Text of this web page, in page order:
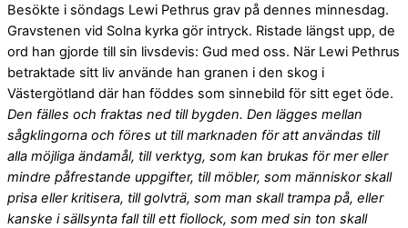
Besökte i söndags Lewi Pethrus grav på dennes minnesdag.
Gravstenen vid Solna kyrka gör intryck. Ristade längst upp, de
ord han gjorde till sin livsdevis: Gud med oss. När Lewi Pethrus
betraktade sitt liv använde han granen i den skog i
Västergötland där han föddes som sinnebild för sitt eget öde.
Den fälles och fraktas ned till bygden. Den lägges mellan
sågklingorna och föres ut till marknaden för att användas till
alla möjliga ändamål, till verktyg, som kan brukas för mer eller
mindre påfrestande uppgifter, till möbler, som människor skall
prisa eller kritisera, till golvträ, som man skall trampa på, eller
kanske i sällsynta fall till ett fiollock, som med sin ton skall